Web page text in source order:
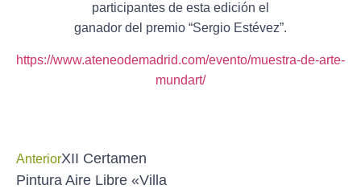
participantes de esta edición el
ganador del premio “Sergio Estévez”.
https://www.ateneodemadrid.com/evento/muestra-de-arte-
mundart/
AnteriorXII Certamen
Pintura Aire Libre «Villa